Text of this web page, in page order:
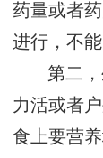
药量或者
进行，不能
第二
力活或者
食上要营